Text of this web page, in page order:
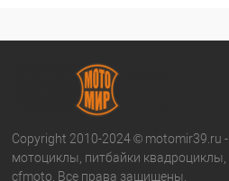
Copyright 2010-2024 © motomir39.ru -
мотоциклы, питбайки квадроциклы,
cfmoto. Все права защищены.